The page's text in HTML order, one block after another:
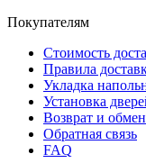
Покупателям
Стоимость
Правила
Укладка
Установка
Возврат и обмен
Обратная связь
FAQ